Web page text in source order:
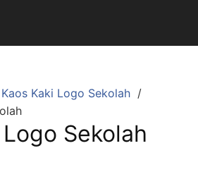
Kaki Logo Sekolah
Sekolah